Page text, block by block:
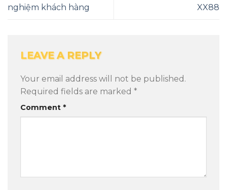
nghiệm khách hàng
XX88
LEAVE A REPLY
Your email address will not be published.
Required fields are marked *
Comment *